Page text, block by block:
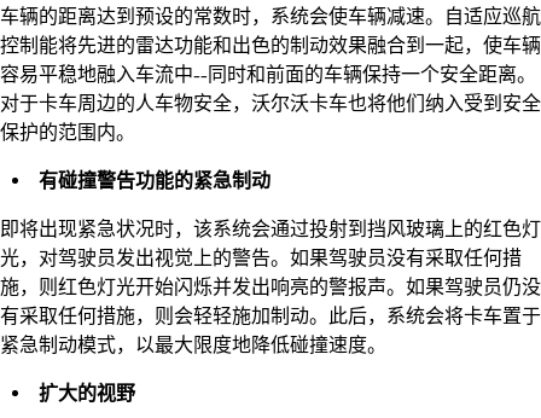
车辆的距离达到预设的常数时，系统会使车辆减速。自适应巡航
控制能将先进的雷达功能和出色的制动效果融合到一起，使车辆
容易平稳地融入车流中--同时和前面的车辆保持一个安全距离。
对于卡车周边的人车物安全，沃尔沃卡车也将他们纳入受到安全
保护的范围内。
有碰撞警告功能的紧急制动
即将出现紧急状况时，该系统会通过投射到挡风玻璃上的红色灯
光，对驾驶员发出视觉上的警告。如果驾驶员没有采取任何措
施，则红色灯光开始闪烁并发出响亮的警报声。如果驾驶员仍没
有采取任何措施，则会轻轻施加制动。此后，系统会将卡车置于
紧急制动模式，以最大限度地降低碰撞速度。
扩大的视野